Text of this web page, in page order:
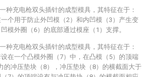
种充电枪双头插针的成型模具，其特征在于：
个用于防止外凹模（2）和内凹模（3）产生变
模外圈（6）的底部通过模座（1）支撑。
种充电枪双头插针的成型模具，其特征在于：
在一个凸模外圈（7）中，在凸模（5）的顶端
的冲压垫块（8），冲压垫块（8）的横截面大于